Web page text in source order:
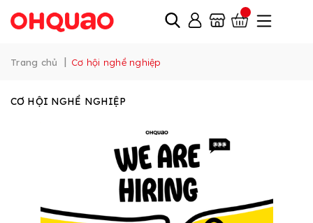
Trang chủ | Cơ hội nghề nghiệp
CƠ HỘI NGHỀ NGHIỆP